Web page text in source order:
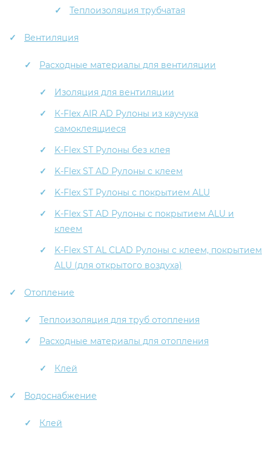
Теплоизоляция трубчатая
Вентиляция
Расходные материалы для вентиляции
Изоляция для вентиляции
К-Flex AIR AD Рулоны из каучука
самоклеящиеся
K-Flex ST Рулоны без клея
K-Flex ST AD Рулоны с клеем
K-Flex ST Рулоны с покрытием ALU
K-Flex ST AD Рулоны с покрытием ALU и
клеем
K-Flex ST AL CLAD Рулоны с клеем, покрытием
ALU (для открытого воздуха)
Отопление
Теплоизоляция для труб отопления
Расходные материалы для отопления
Клей
Водоснабжение
Клей